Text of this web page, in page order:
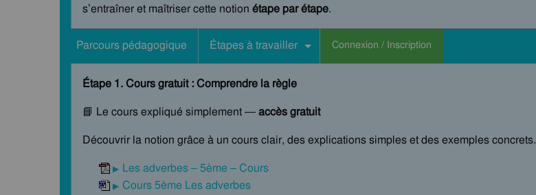
s’entraîner et maîtriser cette notion étape par étape.
Parcours pédagogique Étapes à travailler Connexion / Inscription
Étape 1. Cours gratuit : Comprendre la règle
📘 Le cours expliqué simplement —accès gratuit
Découvrir la notion grâce à un cours clair, des explications simples et des exemples concrets.
Les adverbes – 5ème – Cours
Cours 5ème Les adverbes